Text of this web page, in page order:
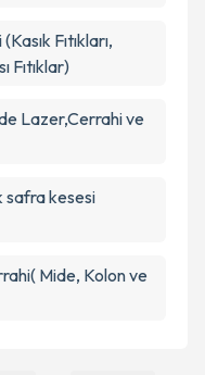
Fıtıkları,
Fıtıklar)
Lazer,Cerrahi ve
safra kesesi
Mide, Kolon ve